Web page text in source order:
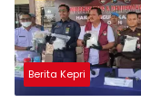
Berita Kepri